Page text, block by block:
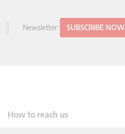
Newsletter: SUBSCRIBE NOW
How to reach us